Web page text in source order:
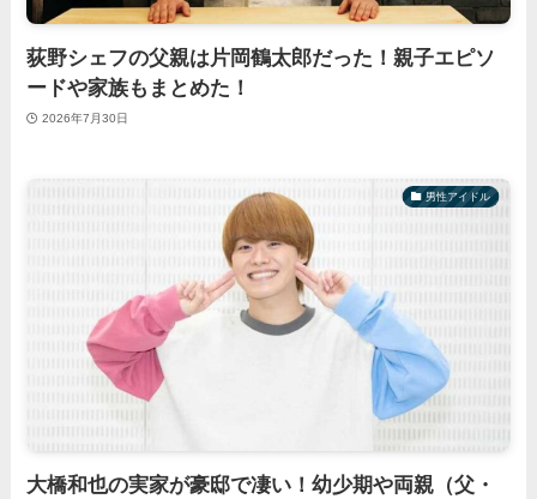
荻野シェフの父親は片岡鶴太郎だった！親子エピソ
ードや家族もまとめた！
2026年7月30日
男性アイドル
大橋和也の実家が豪邸で凄い！幼少期や両親（父・